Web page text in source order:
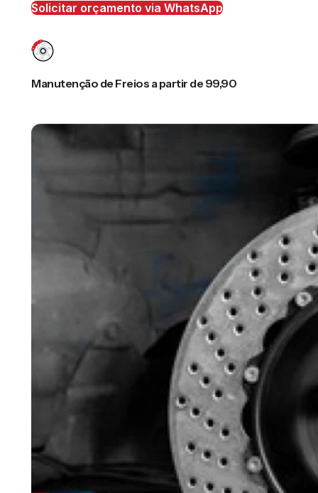
Solicitar orçamento via WhatsApp
Manutenção de Freios a partir de 99,90